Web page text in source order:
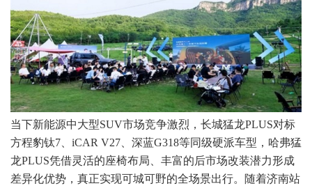
当下新能源中大型SUV市场竞争激烈，长城猛龙PLUS对标
方程豹钛7、iCAR V27、深蓝G318等同级硬派车型，哈弗猛
龙PLUS凭借灵活的座椅布局、丰富的后市场改装潜力形成
差异化优势，真正实现可城可野的全场景出行。随着济南站